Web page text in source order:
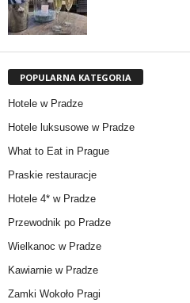
POPULARNA KATEGORIA
Hotele w Pradze
Hotele luksusowe w Pradze
What to Eat in Prague
Praskie restauracje
Hotele 4* w Pradze
Przewodnik po Pradze
Wielkanoc w Pradze
Kawiarnie w Pradze
Zamki Wokoło Pragi